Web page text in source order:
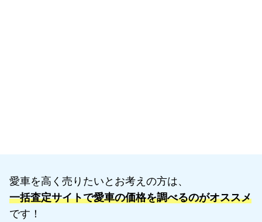
愛車を高く売りたいとお考えの方は、
一括査定サイトで愛車の価格を調べるのがオススメ
です！